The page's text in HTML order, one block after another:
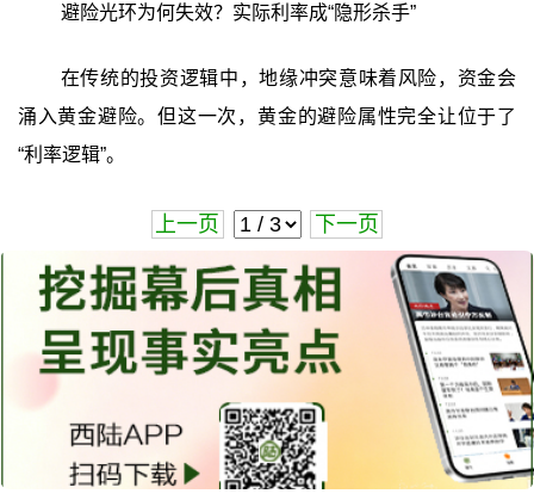
避险光环为何失效？实际利率成“隐形杀手”
在传统的投资逻辑中，地缘冲突意味着风险，资金会
涌入黄金避险。但这一次，黄金的避险属性完全让位于了
“利率逻辑”。
上一页 下一页